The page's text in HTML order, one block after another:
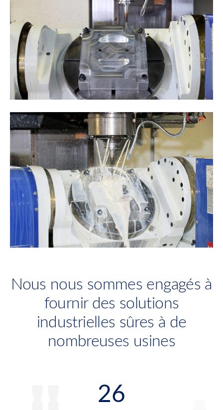
Nous nous sommes engagés à
fournir des solutions
industrielles sûres à de
nombreuses usines
26